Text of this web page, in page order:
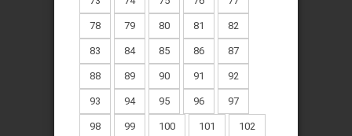
78 79 80 81 82
83 84 85 86 87
88 89 90 91 92
93 94 95 96 97
98 99 100 101 102